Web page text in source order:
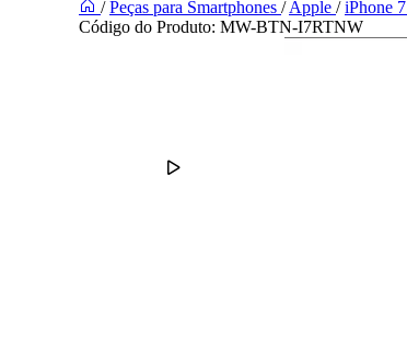
/ Peças para Smartphones / Apple / iPhone 7
Código do Produto: MW-BTN-I7RTNW